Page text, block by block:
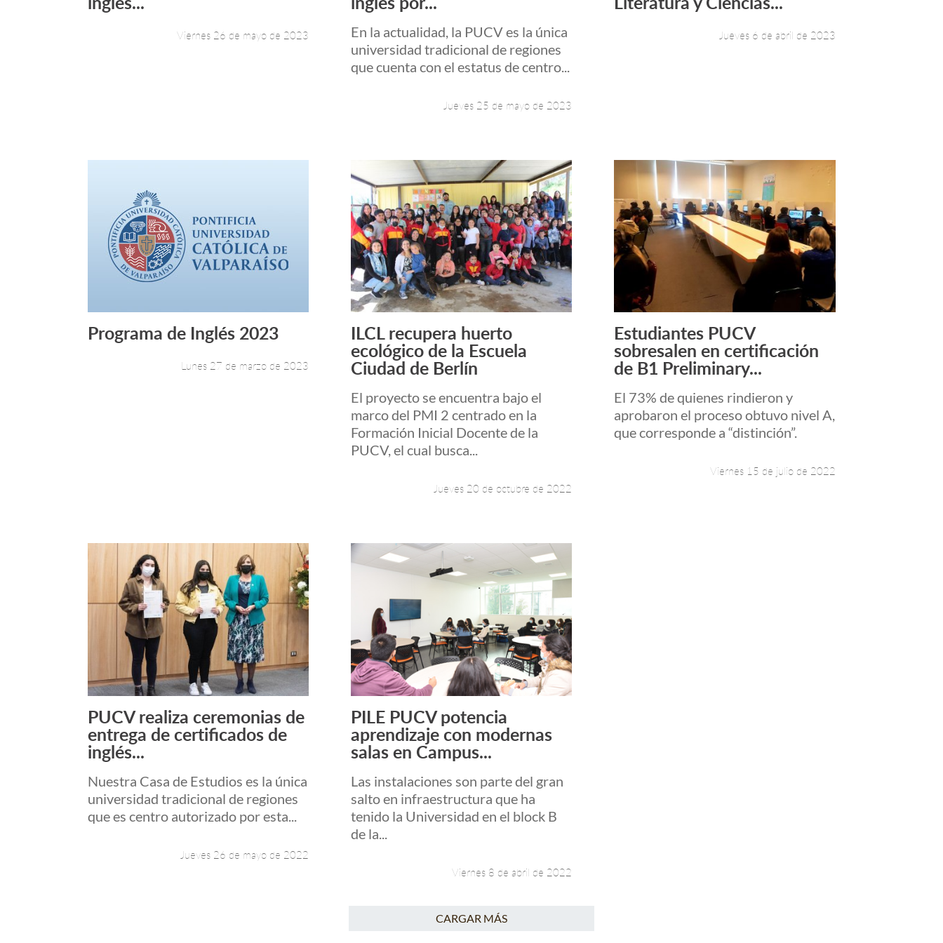
Viernes 26 de mayo de 2023
En la actualidad, la PUCV es la única
universidad tradicional de regiones
que cuenta con el estatus de centro...
Jueves 25 de mayo de 2023
Jueves 6 de abril de 2023
Leer más +
Programa de Inglés 2023
Lunes 27 de marzo de 2023
Leer más +
ILCL recupera huerto
ecológico de la Escuela
Ciudad de Berlín
El proyecto se encuentra bajo el
marco del PMI 2 centrado en la
Formación Inicial Docente de la
PUCV, el cual busca...
Jueves 20 de octubre de 2022
Leer más +
Estudiantes PUCV
sobresalen en certificación
de B1 Preliminary...
El 73% de quienes rindieron y
aprobaron el proceso obtuvo nivel A,
que corresponde a “distinción”.
Viernes 15 de julio de 2022
Leer más +
PUCV realiza ceremonias de
entrega de certificados de
inglés...
Nuestra Casa de Estudios es la única
universidad tradicional de regiones
que es centro autorizado por esta...
Jueves 26 de mayo de 2022
Leer más +
PILE PUCV potencia
aprendizaje con modernas
salas en Campus...
Las instalaciones son parte del gran
salto en infraestructura que ha
tenido la Universidad en el block B
de la...
Viernes 8 de abril de 2022
CARGAR MÁS